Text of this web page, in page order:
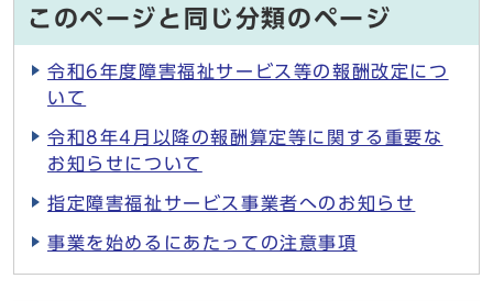
このページと同じ分類のページ
令和6年度障害福祉サービス等の報酬改定につ
いて
令和8年4月以降の報酬算定等に関する重要な
お知らせについて
指定障害福祉サービス事業者へのお知らせ
事業を始めるにあたっての注意事項